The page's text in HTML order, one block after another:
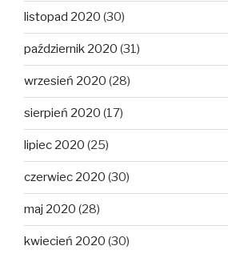
listopad 2020 (30)
październik 2020 (31)
wrzesień 2020 (28)
sierpień 2020 (17)
lipiec 2020 (25)
czerwiec 2020 (30)
maj 2020 (28)
kwiecień 2020 (30)